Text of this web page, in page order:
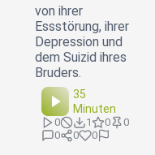
von ihrer
Essstörung, ihrer
Depression und
dem Suizid ihres
Bruders.
35
Minuten
0 1 0
0
0
0 0